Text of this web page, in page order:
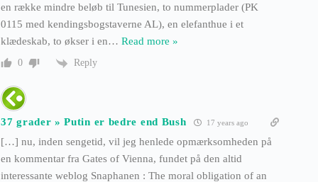
en række mindre beløb til Tunesien, to nummerplader (PK
0115 med kendingsbogstaverne AL), en elefanthue i et
klædeskab, to økser i en… Read more »
0 Reply
37 grader » Putin er bedre end Bush 17 years ago
[…] nu, inden sengetid, vil jeg henlede opmærksomheden på
en kommentar fra Gates of Vienna, fundet på den altid
interessante weblog Snaphanen : The moral obligation of an